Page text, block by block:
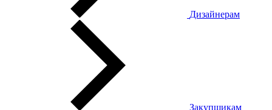
Дизайнерам
Закупщикам